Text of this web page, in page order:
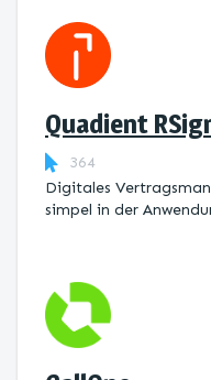
Quadient
364
Digitales
simpel in der